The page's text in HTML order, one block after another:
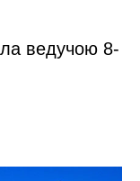
ведучою 8-